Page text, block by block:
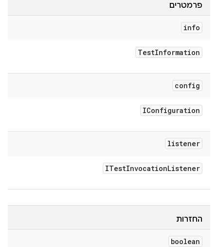
פרמטרים
info
TestInformation
config
IConfiguration
listener
ITestInvocationListener
החזרות
boolean